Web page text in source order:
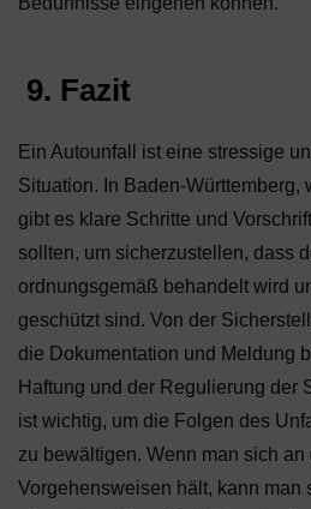
9. Fazit
Ein Autounfall ist eine stressige
Situation. In Baden-Württemberg,
gibt es klare Schritte und
sollten, um sicherzustellen, dass
ordnungsgemäß behandelt wird
geschützt sind. Von der
die Dokumentation und Meldung
Haftung und der Regulierung der
ist wichtig, um die Folgen des
zu bewältigen. Wenn man sich
Vorgehensweisen hält, kann man